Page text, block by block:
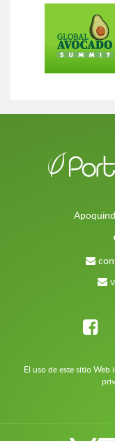
El uso de este sitio